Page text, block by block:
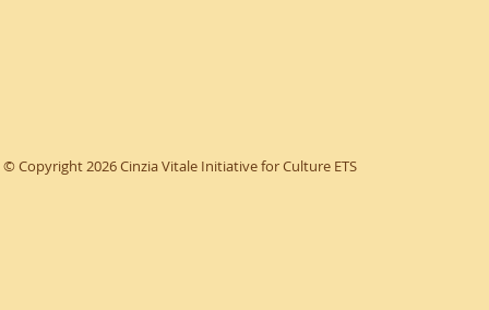
© Copyright 2026 Cinzia Vitale Initiative for Culture ETS